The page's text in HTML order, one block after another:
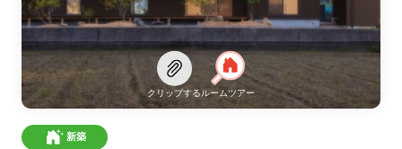
クリップするルームツアー
新築